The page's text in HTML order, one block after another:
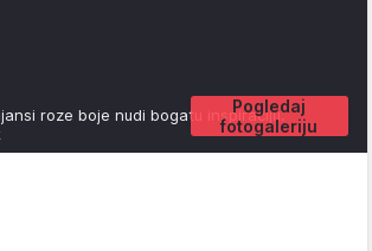
Pogledaj
fotogaleriju
roze boje nudi bogatu inspiraciju.